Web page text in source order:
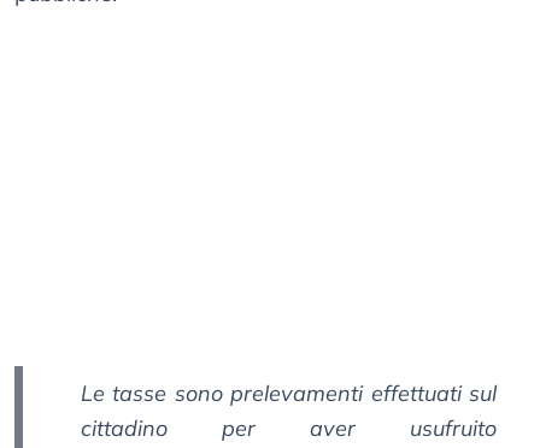
Le tasse sono prelevamenti effettuati sul
cittadino per aver usufruito